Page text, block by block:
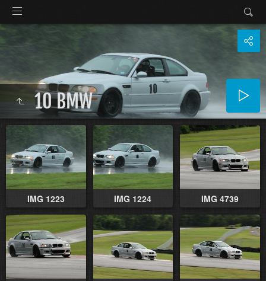
10 BMW
IMG 1223 IMG 1224 IMG 4739